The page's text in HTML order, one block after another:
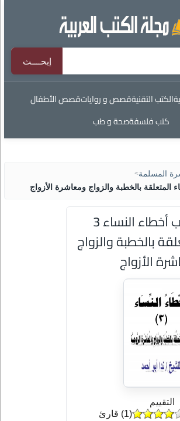
الكتب التقنيةقصص و رواياتقصص الأطفال
كتب فلسفةصحة و طب
المسلمة>
تحميل كتاب أخطاء النساء 3
بالخطبة والزواج
الأزواج
التقييم
(
1) قارئ